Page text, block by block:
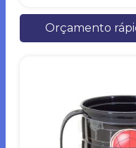
Orçamento